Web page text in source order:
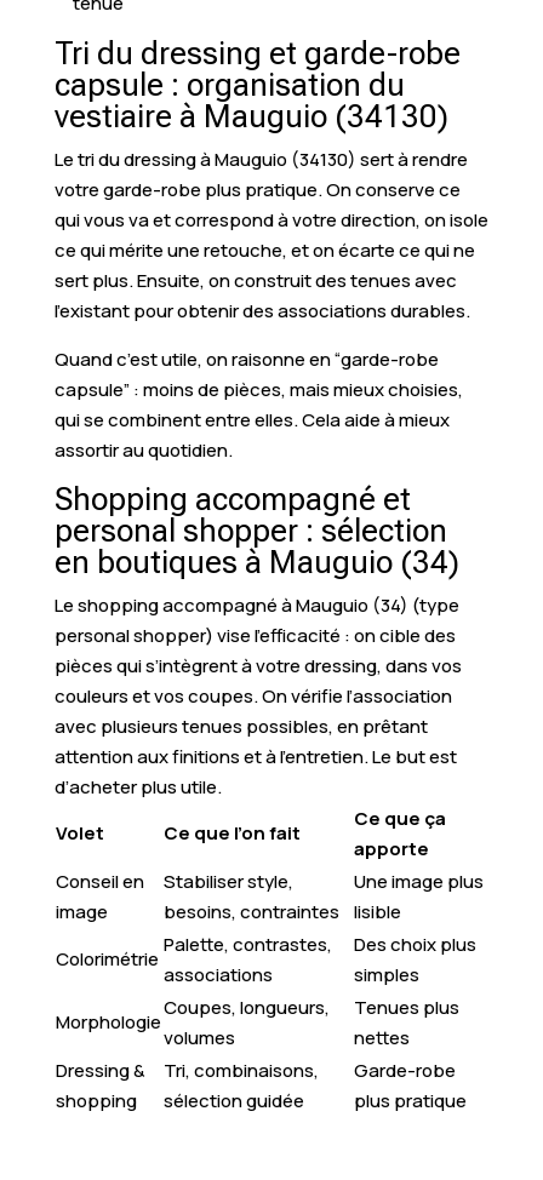
Tri du dressing et garde-robe
capsule : organisation du
vestiaire à Mauguio (34130)
Le tri du dressing à Mauguio (34130) sert à rendre
votre garde-robe plus pratique. On conserve ce
qui vous va et correspond à votre direction, on isole
ce qui mérite une retouche, et on écarte ce qui ne
sert plus. Ensuite, on construit des tenues avec
l’existant pour obtenir des associations durables.
Quand c’est utile, on raisonne en “garde-robe
capsule” : moins de pièces, mais mieux choisies,
qui se combinent entre elles. Cela aide à mieux
assortir au quotidien.
Shopping accompagné et
personal shopper : sélection
en boutiques à Mauguio (34)
Le shopping accompagné à Mauguio (34) (type
personal shopper) vise l’efficacité : on cible des
pièces qui s’intègrent à votre dressing, dans vos
couleurs et vos coupes. On vérifie l’association
avec plusieurs tenues possibles, en prêtant
attention aux finitions et à l’entretien. Le but est
d’acheter plus utile.
Volet
Ce que l’on fait
Ce que ça
apporte
Conseil en
image
Stabiliser style,
besoins, contraintes
Une image plus
lisible
Colorimétrie
Palette, contrastes,
associations
Des choix plus
simples
Morphologie
Coupes, longueurs,
volumes
Tenues plus
nettes
Dressing &
shopping
Tri, combinaisons,
sélection guidée
Garde-robe
plus pratique